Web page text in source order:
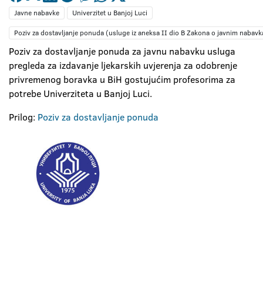
Javne nabavke
Univerzitet u Banjoj Luci
Poziv za dostavljanje ponuda (usluge iz aneksa II dio B Zakona o javnim
Poziv za dostavljanje ponuda za javnu nabavku usluga
pregleda za izdavanje ljekarskih uvjerenja za odobrenje
privremenog boravka u BiH gostujućim profesorima za
potrebe Univerziteta u Banjoj Luci.
Prilog: Poziv za dostavljanje ponuda